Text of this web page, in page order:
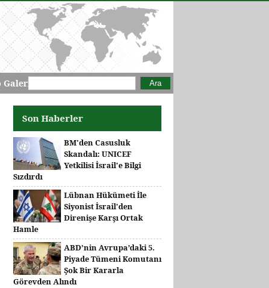
GaleriArama formu
Ara
Son Haberler
BM'den Casusluk
Skandalı: UNICEF
Yetkilisi İsrail'e Bilgi
Sızdırdı
Lübnan Hükümeti İle
Siyonist İsrail'den
Direnişe Karşı Ortak
Hamle
ABD’nin Avrupa’daki 5.
Piyade Tümeni Komutanı
Şok Bir Kararla
Görevden Alındı